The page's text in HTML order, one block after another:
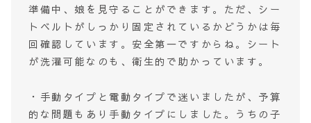
準備中、娘を見守ることができます。ただ、シー
トベルトがしっかり固定されているかどうかは毎
回確認しています。安全第一ですからね。シート
が洗濯可能なのも、衛生的で助かっています。
・手動タイプと電動タイプで迷いましたが、予算
的な問題もあり手動タイプにしました。うちの子